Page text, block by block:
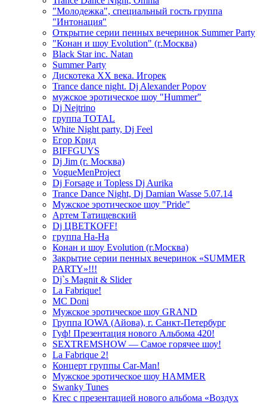
"Молодежка", специальный гость группа
"Интонация"
Открытие серии пенных вечеринок Summer Party
"Конан и шоу Evolution" (г.Москва)
Black Star inc. Natan
Summer Party
Дискотека ХХ века. Игорек
Trance dance night. Dj Alexander Popov
мужское эротическое шоу "Hummer"
Dj Nejtrino
группа TOTAL
White Night party, Dj Feel
Егор Крид
BIFFGUYS
Dj Jim (г. Москва)
VogueMenProject
Dj Forsage и Topless Dj Aurika
Trance Dance Night, Dj Damian Wasse 5.07.14
Мужское эротическое шоу "Pride"
Артем Татищевский
Dj ЦВЕТКOFF!
группа На-На
Конан и шоу Evolution (г.Москва)
Закрытие серии пенных вечеринок «SUMMER
PARTY»!!!
Dj`s Magnit & Slider
La Fabrique!
MC Doni
Мужское эротическое шоу GRAND
Группа IOWA (Айова), г. Санкт-Петербург
Гуф! Презентация нового Альбома 420!
SEXTREMSHOW — Самое горячее шоу!
La Fabrique 2!
Концерт группы Car-Man!
Мужское эротическое шоу HAMMER
Swanky Tunes
Krec с презентацией нового альбома «Воздух